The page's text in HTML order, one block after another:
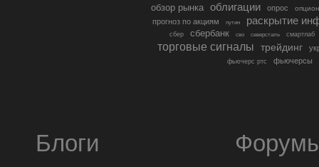
обзор рынка облигации опрос
прогноз по акциям путин раскрытие
сбер сбербанк сво северсталь смартлаб
торговые сигналы трейдинг
фьючерс ртс фьючерсы
Блоги